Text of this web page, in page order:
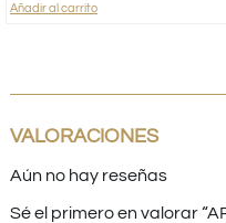
Añadir al carrito
VALORACIONES
Aún no hay reseñas
Sé el primero en valorar